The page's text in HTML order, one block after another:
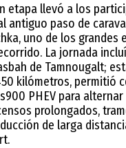
etapa llevó a los
antiguo paso de
uno de los grandes
La jornada
de Tamnougalt;
kilómetros, permitió
PHEV para
prolongados,
de larga